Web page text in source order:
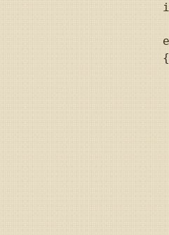
                {